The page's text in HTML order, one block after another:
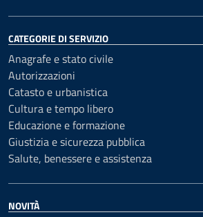
CATEGORIE DI SERVIZIO
Anagrafe e stato civile
Autorizzazioni
Catasto e urbanistica
Cultura e tempo libero
Educazione e formazione
Giustizia e sicurezza pubblica
Salute, benessere e assistenza
NOVITÀ